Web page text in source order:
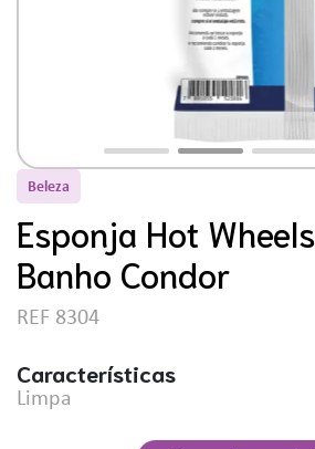
Beleza
Esponja Hot
Banho Condor
REF 8304
Características
Limpa